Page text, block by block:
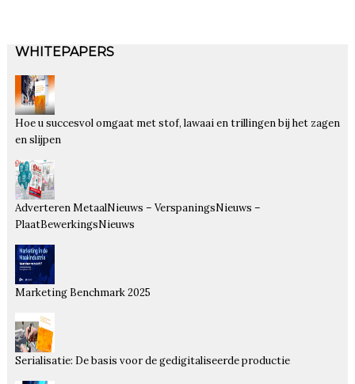
WHITEPAPERS
Hoe u succesvol omgaat met stof, lawaai en trillingen bij het zagen
en slijpen
Adverteren MetaalNieuws – VerspaningsNieuws –
PlaatBewerkingsNieuws
Marketing Benchmark 2025
Serialisatie: De basis voor de gedigitaliseerde productie